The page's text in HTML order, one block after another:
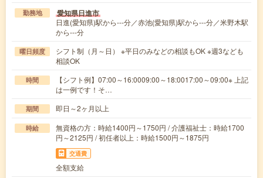
勤務地 愛知県日進市
日進(愛知県)駅から---分／赤池(愛知県)駅から---分／米野木駅
から---分
曜日頻度
シフト制（月～日） ※平日のみなどの相談もOK ※週3なども
相談OK
時間
【シフト例】07:00～16:0009:00～18:0017:00～09:00※ 上記
は一例です！そ…
期間 即日～2ヶ月以上
時給
無資格の方：時給1400円～1750円 / 介護福祉士：時給1700
円～2125円 / 初任者以上：時給1500円～1875円
交通費
全額支給